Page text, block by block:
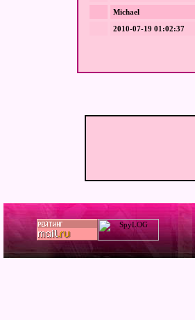
Michael
2010-07-19 01:02:37